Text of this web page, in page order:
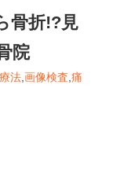
骨折!?見
院
法 画像検査 痛